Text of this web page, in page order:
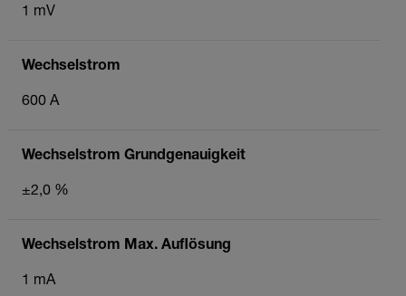
1 mV
Wechselstrom
600 A
Wechselstrom Grundgenauigkeit
±2,0 %
Wechselstrom Max. Auflösung
1 mA